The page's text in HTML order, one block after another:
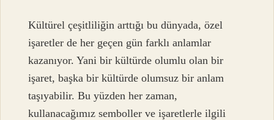
Kültürel çeşitliliğin arttığı bu dünyada, özel
işaretler de her geçen gün farklı anlamlar
kazanıyor. Yani bir kültürde olumlu olan bir
işaret, başka bir kültürde olumsuz bir anlam
taşıyabilir. Bu yüzden her zaman,
kullanacağımız semboller ve işaretlerle ilgili